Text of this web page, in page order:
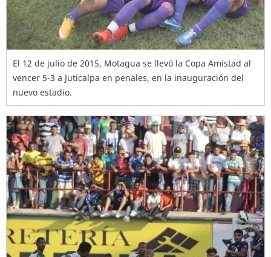
El 12 de julio de 2015, Motagua se llevó la Copa Amistad al
vencer 5-3 a Juticalpa en penales, en la inauguración del
nuevo estadio.